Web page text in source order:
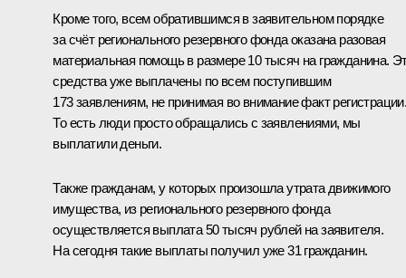
Кроме того, всем обратившимся в заявительном порядке
за счёт регионального резервного фонда оказана разовая
материальная помощь в размере 10 тысяч на гражданина.
средства уже выплачены по всем поступившим
173 заявлениям, не принимая во внимание факт
То есть люди просто обращались с заявлениями, мы
выплатили деньги.
Также гражданам, у которых произошла утрата движимого
имущества, из регионального резервного фонда
осуществляется выплата 50 тысяч рублей на заявителя.
На сегодня такие выплаты получил уже 31 гражданин.